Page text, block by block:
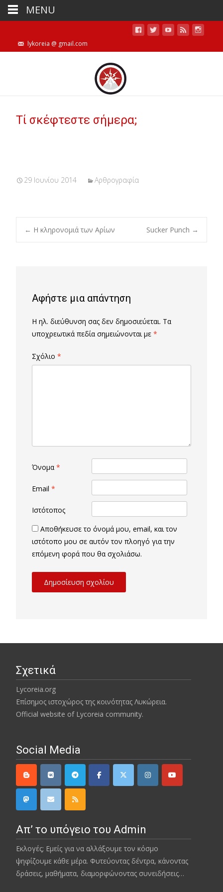
lykoreia @ gmail.com
Τί σκέφτεστε σήμερα;
29 Ιουνίου 2014 Αρθρογραφία
Post
← Η κληρονομιά των Αρίων Sucker Punch →
Αφήστε μια απάντηση
Η ηλ. διεύθυνση σας δεν δημοσιεύεται. Τα
υποχρεωτικά πεδία σημειώνονται με *
Σχόλιο *
Όνομα *
Email *
Ιστότοπος
Αποθήκευσε το όνομά μου, email, και τον
ιστότοπο μου σε αυτόν τον πλοηγό για την
επόμενη φορά που θα σχολιάσω.
Σχετικά
Lycoreia.org
Επίσημος ιστοχώρος της κοινότητας Λυκώρεια.
Official website of Lycoreia community.
Social Media
Απ’ το υπόγειο του Admin
Εκλογές; Εμείς για να αλλάξουμε τον κόσμο
ψηφίζουμε κάθε μέρα. Φυτεύοντας δέντρα, κάνοντας
δράσεις, μαθήματα, διαμορφώνοντας συνειδήσεις…
MENU